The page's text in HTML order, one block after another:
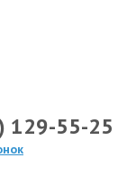
129-55-25